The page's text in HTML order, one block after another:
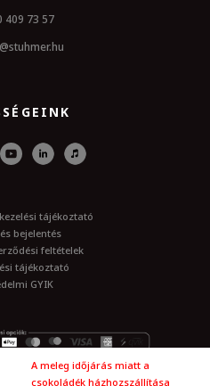
A meleg időjárás miatt a
csokoládék házhozszállítása
409 73 57
tájékoztató
bejelentés
feltételek
tájékoztató
GYIK